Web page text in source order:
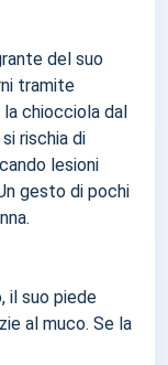
del suo
tramite
chiocciola dal
rischia di
lesioni
gesto di pochi
il suo piede
al muco. Se la